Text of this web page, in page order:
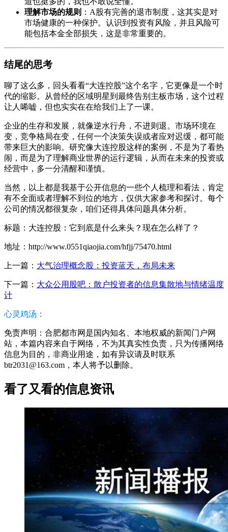
理解市场的规则 ：A股有完善的退市制度，这其实是对
市场健康的一种保护。认识到投资有风险，并且风险可
能包括本金全部损失，这是非常重要的。
结尾的思考
聊了这么多，回头看看“大连控股”这个名字，它更像是一个时
代的缩影。从曾经的区域明星到最终告别主板市场，这个过程
让人唏嘘，但也实实在在给我们上了一课。
企业的生存和发展，就像逆水行舟，不进则退。市场环境在
变，竞争格局在变，任何一个决策失误或者应对迟缓，都可能
带来巨大的影响。研究像大连控股这样的案例，不是为了看热
闹，而是为了理解商业世界的运行逻辑，从而在未来的投资或
经营中，多一分清醒和谨慎。
当然，以上都是我基于公开信息的一些个人梳理和看法，肯定
有不全面或者理解不到位的地方，仅供大家参考和探讨。每个
公司的情况都很复杂，咱们还得具体问题具体分析。
标题：大连控股：它到底是什么来头？现在怎么样了？
地址：http://www.0551qiaojia.com/hfjj/75470.html
上一篇： 大气治理概念股：投资蓝天，布局未来
下一篇： 大众公用股吧：散户投资者的信息集散地与情绪温度
计
心灵鸡汤：
免责声明：合肥都市网是国内知名、本地权威的新闻门户网
站，本篇内容来自于网络，不为其真实性负责，只为传播网络
信息为目的，非商业用途，如有异议请及时联系
btr2031@163.com，本人将予以删除。
看了又看的信息资讯